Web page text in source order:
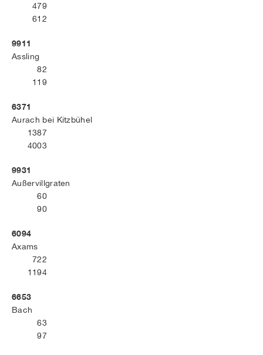
479
612
9911
Assling
82
119
6371
Aurach bei Kitzbühel
1387
4003
9931
Außervillgraten
60
90
6094
Axams
722
1194
6653
Bach
63
97